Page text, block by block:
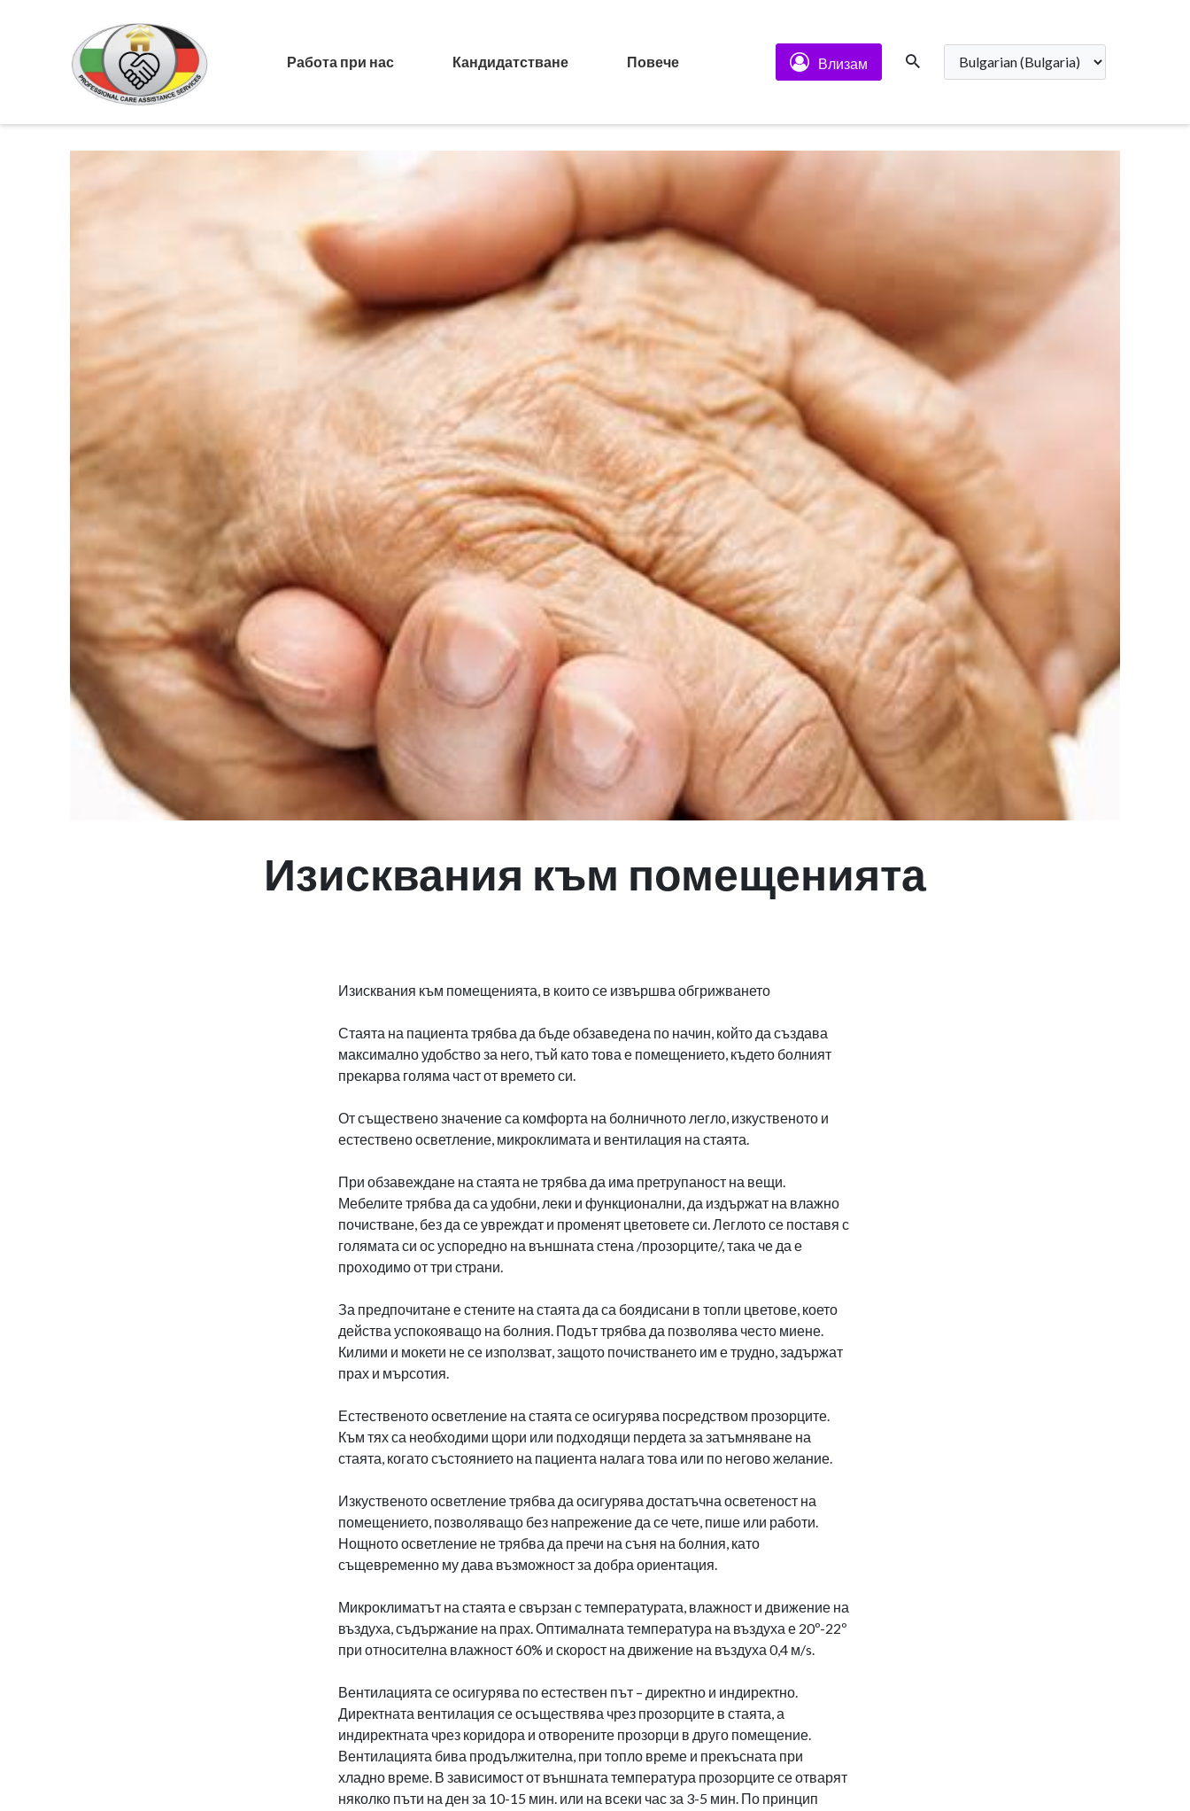
Работа при нас Кандидатстване Повече Влизам
Изисквания към помещенията
Изисквания към помещенията, в които се извършва обгрижването
Стаята на пациента трябва да бъде обзаведена по начин, който да създава
максимално удобство за него, тъй като това е помещението, където болният
прекарва голяма част от времето си.
От съществено значение са комфорта на болничното легло, изкуственото и
естествено осветление, микроклимата и вентилация на стаята.
При обзавеждане на стаята не трябва да има претрупаност на вещи.
Мебелите трябва да са удобни, леки и функционални, да издържат на влажно
почистване, без да се увреждат и променят цветовете си. Леглото се поставя с
голямата си ос успоредно на външната стена /прозорците/, така че да е
проходимо от три страни.
За предпочитане е стените на стаята да са боядисани в топли цветове, което
действа успокояващо на болния. Подът трябва да позволява често миене.
Килими и мокети не се използват, защото почистването им е трудно, задържат
прах и мърсотия.
Естественото осветление на стаята се осигурява посредством прозорците.
Към тях са необходими щори или подходящи пердета за затъмняване на
стаята, когато състоянието на пациента налага това или по негово желание.
Изкуственото осветление трябва да осигурява достатъчна осветеност на
помещението, позволяващо без напрежение да се чете, пише или работи.
Нощното осветление не трябва да пречи на съня на болния, като
същевременно му дава възможност за добра ориентация.
Микроклиматът на стаята е свързан с температурата, влажност и движение на
въздуха, съдържание на прах. Оптималната температура на въздуха е 20º-22º
при относителна влажност 60% и скорост на движение на въздуха 0,4 м/s.
Вентилацията се осигурява по естествен път – директно и индиректно.
Директната вентилация се осъществява чрез прозорците в стаята, а
индиректната чрез коридора и отворените прозорци в друго помещение.
Вентилацията бива продължителна, при топло време и прекъсната при
хладно време. В зависимост от външната температура прозорците се отварят
няколко пъти на ден за 10-15 мин. или на всеки час за 3-5 мин. По принцип